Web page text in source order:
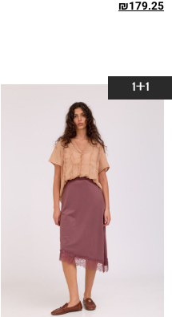
₪179.25
1+1